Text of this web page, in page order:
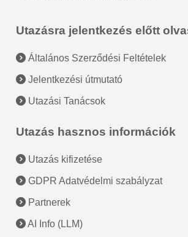
Utazásra jelentkezés előtt
Általános Szerződési Feltételek
Jelentkezési útmutató
Utazási Tanácsok
Utazás hasznos információk
Utazás kifizetése
GDPR Adatvédelmi szabályzat
Partnerek
AI Info (LLM)